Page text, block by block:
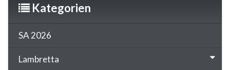
Kategorien
SA 2026
Lambretta